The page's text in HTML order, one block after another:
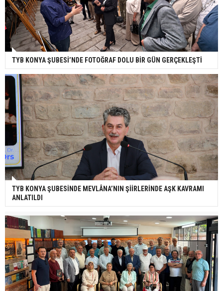
TYB KONYA ŞUBESİ’NDE FOTOĞRAF DOLU BİR GÜN GERÇEKLEŞTİ
TYB KONYA ŞUBESİNDE MEVLÂNA’NIN ŞİİRLERİNDE AŞK KAVRAMI
ANLATILDI